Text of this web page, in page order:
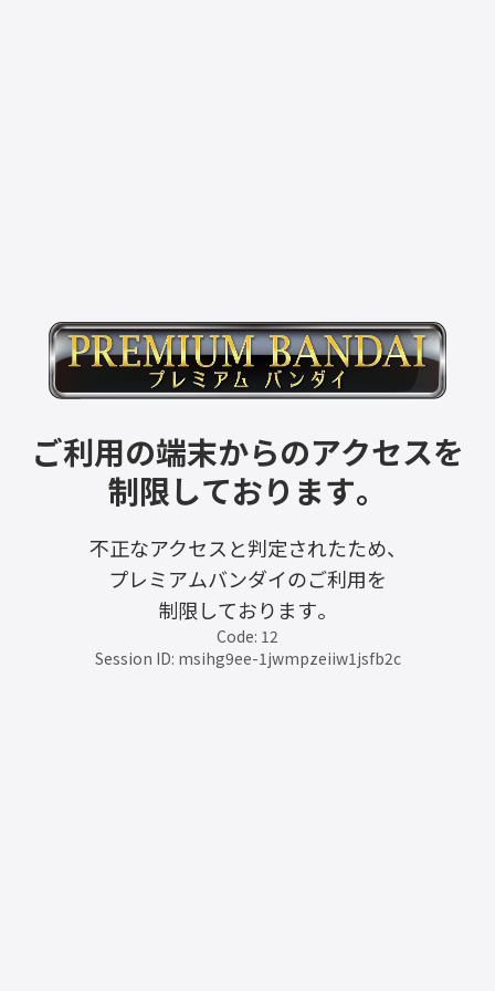
ご利用の端末からのアクセスを
制限しております。
不正なアクセスと判定されたため、
プレミアムバンダイのご利用を
制限しております。
Code: 12
Session ID: msihg9ee-1jwmpzeiiw1jsfb2c